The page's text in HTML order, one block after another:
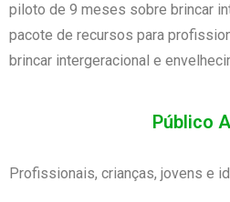
piloto de 9 meses sobre brincar
pacote de recursos para
brincar intergeracional e
Público
Profissionais, crianças, jovens e